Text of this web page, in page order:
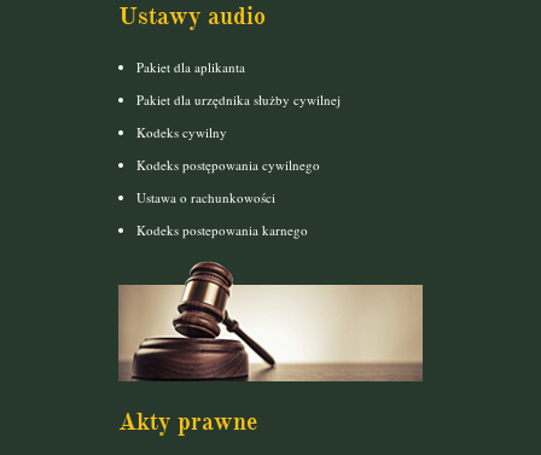
Ustawy audio
Pakiet dla aplikanta
Pakiet dla urzędnika służby cywilnej
Kodeks cywilny
Kodeks postępowania cywilnego
Ustawa o rachunkowości
Kodeks postepowania karnego
Akty prawne